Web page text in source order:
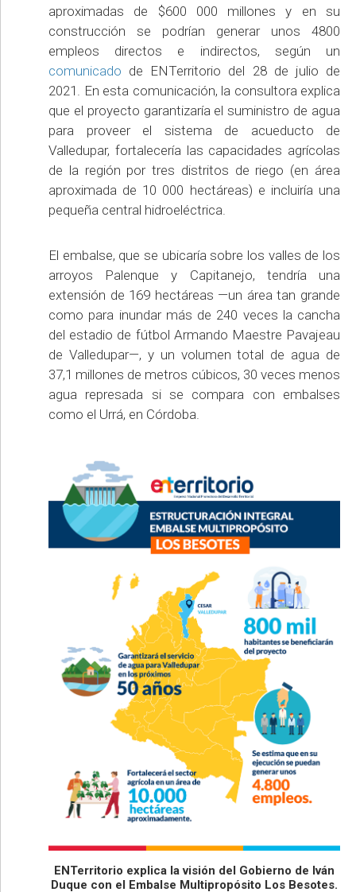
aproximadas de $600 000 millones y en su
construcción se podrían generar unos 4800
empleos directos e indirectos, según un
comunicado de ENTerritorio del 28 de julio de
2021. En esta comunicación, la consultora explica
que el proyecto garantizaría el suministro de agua
para proveer el sistema de acueducto de
Valledupar, fortalecería las capacidades agrícolas
de la región por tres distritos de riego (en área
aproximada de 10 000 hectáreas) e incluiría una
pequeña central hidroeléctrica.
El embalse, que se ubicaría sobre los valles de los
arroyos Palenque y Capitanejo, tendría una
extensión de 169 hectáreas —un área tan grande
como para inundar más de 240 veces la cancha
del estadio de fútbol Armando Maestre Pavajeau
de Valledupar—, y un volumen total de agua de
37,1 millones de metros cúbicos, 30 veces menos
agua represada si se compara con embalses
como el Urrá, en Córdoba.
ENTerritorio explica la visión del Gobierno de Iván
Duque con el Embalse Multipropósito Los Besotes.